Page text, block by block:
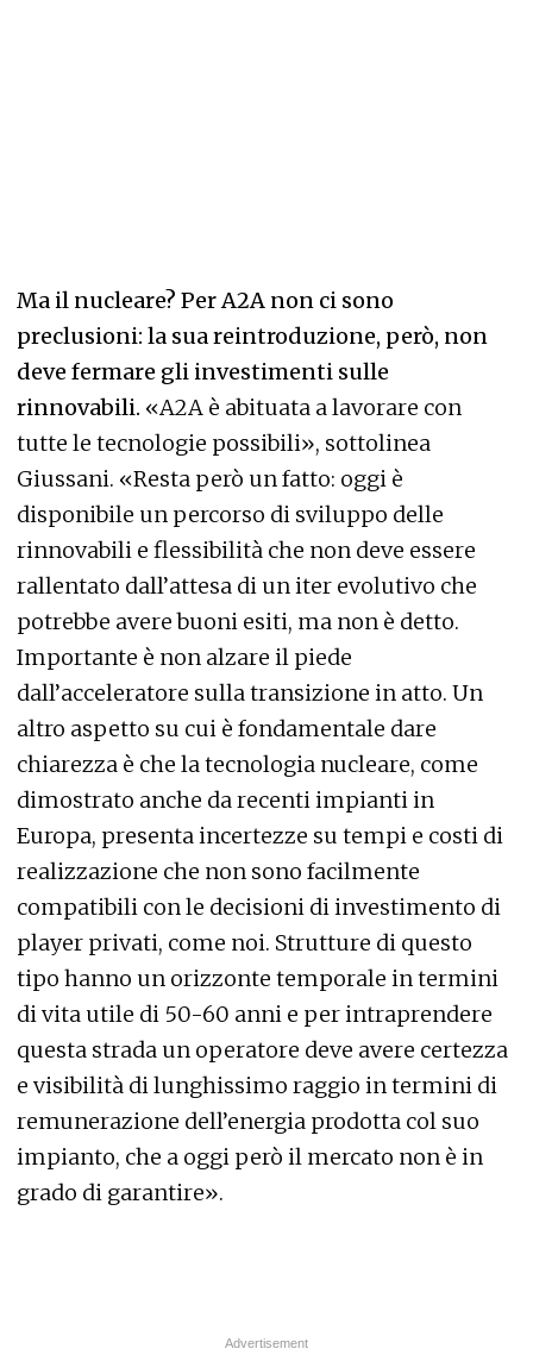
Ma il nucleare? Per A2A non ci sono
preclusioni: la sua reintroduzione, però, non
deve fermare gli investimenti sulle
rinnovabili. «A2A è abituata a lavorare con
tutte le tecnologie possibili», sottolinea
Giussani. «Resta però un fatto: oggi è
disponibile un percorso di sviluppo delle
rinnovabili e flessibilità che non deve essere
rallentato dall’attesa di un iter evolutivo che
potrebbe avere buoni esiti, ma non è detto.
Importante è non alzare il piede
dall’acceleratore sulla transizione in atto. Un
altro aspetto su cui è fondamentale dare
chiarezza è che la tecnologia nucleare, come
dimostrato anche da recenti impianti in
Europa, presenta incertezze su tempi e costi di
realizzazione che non sono facilmente
compatibili con le decisioni di investimento di
player privati, come noi. Strutture di questo
tipo hanno un orizzonte temporale in termini
di vita utile di 50-60 anni e per intraprendere
questa strada un operatore deve avere certezza
e visibilità di lunghissimo raggio in termini di
remunerazione dell’energia prodotta col suo
impianto, che a oggi però il mercato non è in
grado di garantire».